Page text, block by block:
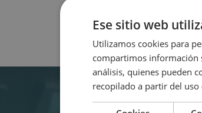
Ese sitio web
Utilizamos cookies para
compartimos información
análisis, quienes pueden
recopilado a partir del uso